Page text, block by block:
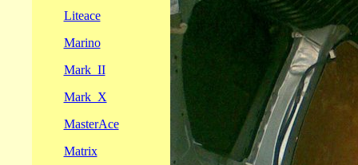
Liteace
Marino
Mark_II
Mark_X
MasterAce
Matrix